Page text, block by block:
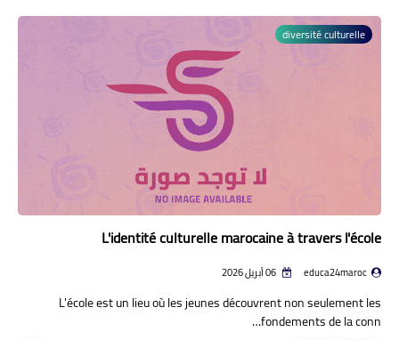
مشاكل التعليم
منوعات إخبارية
مواضيع تربوية
وثائق تربوية
الشؤون الاجتماعية لأسرة
التعليم
diversité culturelle
L'identité culturelle marocaine à travers l'école
educa24maroc
L'école est un lieu où les jeunes découvrent non seulement les
fondements de la conn…